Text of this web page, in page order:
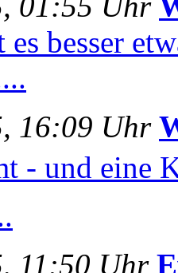
besser
16:09 Uhr
- und eine
11:50 Uhr